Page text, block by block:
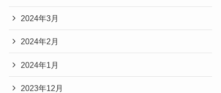
2024年3月
2024年2月
2024年1月
2023年12月